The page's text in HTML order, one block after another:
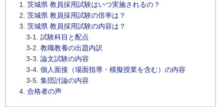
茨城県 教員採用試験はいつ実施されるの？
茨城県 教員採用試験の倍率は？
茨城県 教員採用試験の内容は？
試験科目と配点
教職教養の出題内訳
論文試験の内容
個人面接（場面指導・模擬授業を含む）の内容
集団討論の内容
合格者の声